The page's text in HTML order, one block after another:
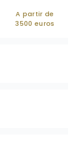
A partir de
3500 euros